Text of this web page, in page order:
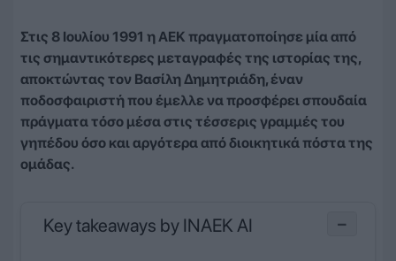
Στις 8 Ιουλίου 1991 η ΑΕΚ πραγματοποίησε μία από
τις σημαντικότερες μεταγραφές της ιστορίας της,
αποκτώντας τον Βασίλη Δημητριάδη, έναν
ποδοσφαιριστή που έμελλε να προσφέρει σπουδαία
πράγματα τόσο μέσα στις τέσσερις γραμμές του
γηπέδου όσο και αργότερα από διοικητικά πόστα της
ομάδας.
Key takeaways by INAEK AI −